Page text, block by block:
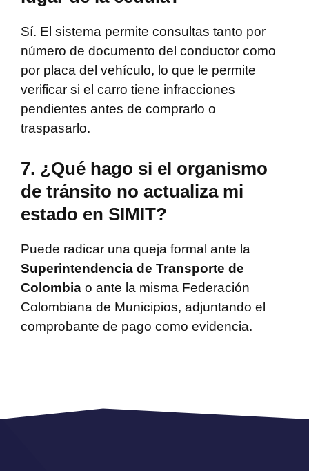
Sí. El sistema permite consultas tanto por
número de documento del conductor como
por placa del vehículo, lo que le permite
verificar si el carro tiene infracciones
pendientes antes de comprarlo o
traspasarlo.
7. ¿Qué hago si el organismo
de tránsito no actualiza mi
estado en SIMIT?
Puede radicar una queja formal ante la
Superintendencia de Transporte de
Colombia o ante la misma Federación
Colombiana de Municipios, adjuntando el
comprobante de pago como evidencia.